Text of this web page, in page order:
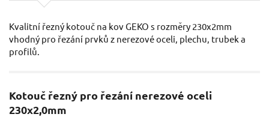
Kvalitní řezný kotouč na kov GEKO s rozměry 230x2mm
vhodný pro řezání prvků z nerezové oceli, plechu, trubek a
profilů.
Kotouč řezný pro řezání nerezové oceli
230x2,0mm